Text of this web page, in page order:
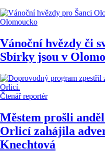
Olomoucko
Vánoční hvězdy či
Sbírky jsou v
Čtenář reportér
Městem prošli
Orlicí zahájila
Knechtová